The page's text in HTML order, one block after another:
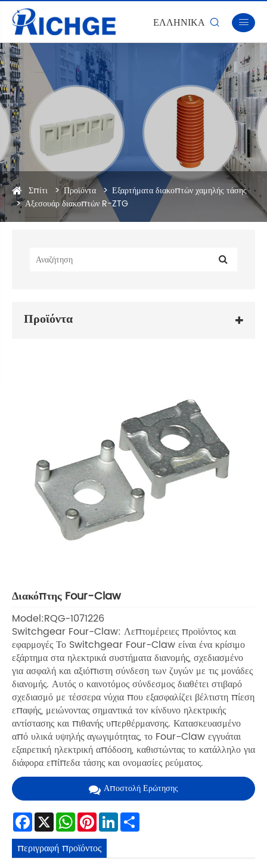
ΕΛΛΗΝΙΚΆ  
Σπίτι Προϊόντα
Εξαρτήματα διακοπτών χαμηλής τάσης
Αξεσουάρ διακοπτών R-ZTG
Προϊόντα
Διακόπτης Four-Claw
Model:RQG-1071226
Switchgear Four-Claw: Λεπτομέρειες προϊόντος και
εφαρμογές Το Switchgear Four-Claw είναι ένα κρίσιμο
εξάρτημα στα ηλεκτρικά συστήματα διανομής, σχεδιασμένο
για ασφαλή και αξιόπιστη σύνδεση των ζυγών με τις μονάδες
διανομής. Αυτός ο καινοτόμος σύνδεσμος διαθέτει στιβαρό
σχεδιασμό με τέσσερα νύχια που εξασφαλίζει βέλτιστη πίεση
επαφής, μειώνοντας σημαντικά τον κίνδυνο ηλεκτρικής
αντίστασης και πιθανής υπερθέρμανσης. Κατασκευασμένο
από υλικά υψηλής αγωγιμότητας, το Four-Claw εγγυάται
εξαιρετική ηλεκτρική απόδοση, καθιστώντας το κατάλληλο για
διάφορα επίπεδα τάσης και ονομασίες ρεύματος.
Αποστολή Ερώτησης
Facebook
X WhatsApp
Pinterest
LinkedIn
περιγραφή προϊόντος